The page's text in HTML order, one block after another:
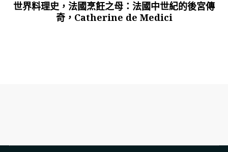
世界料理史，法國烹飪之母：法國中世紀的後宮傳
奇，Catherine de Medici